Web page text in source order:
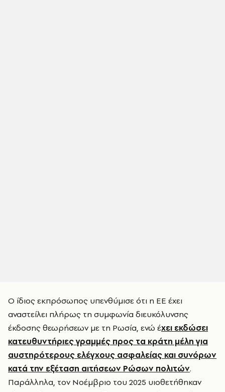
Ο ίδιος εκπρόσωπος υπενθύμισε ότι η ΕΕ έχει
αναστείλει πλήρως τη συμφωνία διευκόλυνσης
έκδοσης θεωρήσεων με τη Ρωσία, ενώ έχει εκδώσει
κατευθυντήριες γραμμές προς τα κράτη μέλη για
αυστηρότερους ελέγχους ασφαλείας και συνόρων
κατά την εξέταση αιτήσεων Ρώσων πολιτών.
Παράλληλα, τον Νοέμβριο του 2025 υιοθετήθηκαν